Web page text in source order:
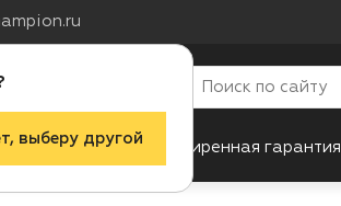
выберу другой
Новинки Расширенная гарантия